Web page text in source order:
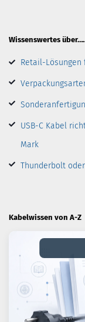
Wissenswertes
Retail-Lösungen
USB-C Kabel
Mark
Thunderbolt oder
Kabelwissen von A-Z